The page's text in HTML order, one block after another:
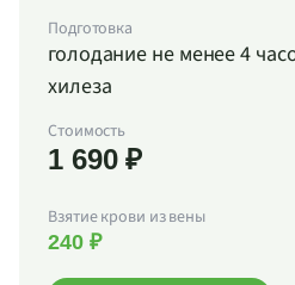
Подготовка
голодание не менее 4
хилеза
Стоимость
1 690 ₽
Взятие крови из вены
240 ₽